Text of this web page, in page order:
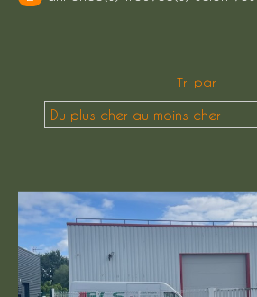
Tri par
Du plus cher au moins cher
Budget
Surface
Surface
Pièces
Pièces